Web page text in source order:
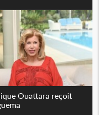
Ouattara reçoit